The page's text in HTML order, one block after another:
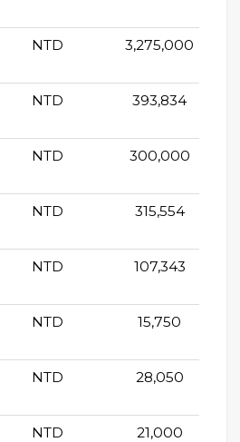
NTD 3,275,000
NTD 393,834
NTD 300,000
NTD 315,554
NTD 107,343
NTD 15,750
NTD 28,050
NTD 21,000